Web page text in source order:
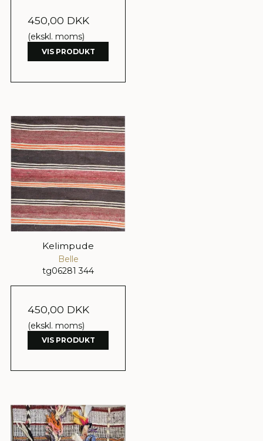
450,00 DKK
(ekskl. moms)
VIS PRODUKT
Kelimpude
Belle
tg06281 344
450,00 DKK
(ekskl. moms)
VIS PRODUKT